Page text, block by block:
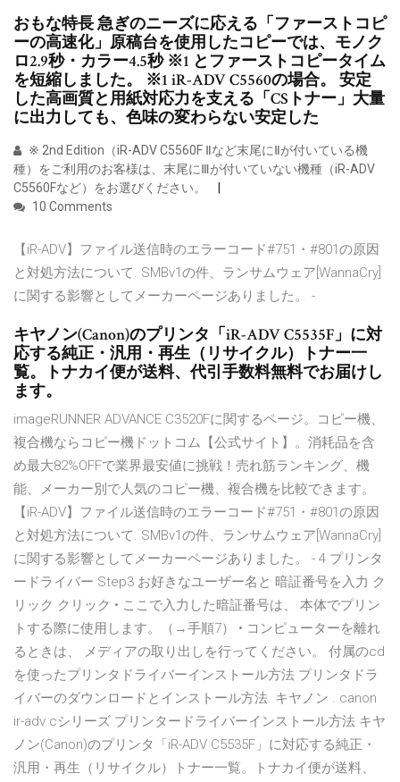
おもな特長 急ぎのニーズに応える「ファーストコピ
ーの高速化」原稿台を使用したコピーでは、モノク
ロ2.9秒・カラー4.5秒 ※1 とファーストコピータイム
を短縮しました。 ※1 iR-ADV C5560の場合。 安定
した高画質と用紙対応力を支える「CSトナー」大量
に出力しても、色味の変わらない安定した
※ 2nd Edition（iR-ADV C5560F Ⅱなど末尾にⅡが付いている機
種）をご利用のお客様は、末尾にⅢが付いていない機種（iR-ADV
C5560Fなど）をお選びください。
10 Comments
【iR-ADV】ファイル送信時のエラーコード#751・#801の原因
と対処方法について. SMBv1の件、ランサムウェア[WannaCry]
に関する影響としてメーカーページありました。 -
キヤノン(Canon)のプリンタ「iR-ADV C5535F」に対
応する純正・汎用・再生（リサイクル）トナー一
覧。トナカイ便が送料、代引手数料無料でお届けし
ます。
imageRUNNER ADVANCE C3520Fに関するページ。コピー機、
複合機ならコピー機ドットコム【公式サイト】。消耗品を含
め最大82%OFFで業界最安値に挑戦！売れ筋ランキング、機
能、メーカー別で人気のコピー機、複合機を比較できます。
【iR-ADV】ファイル送信時のエラーコード#751・#801の原因
と対処方法について. SMBv1の件、ランサムウェア[WannaCry]
に関する影響としてメーカーページありました。 - 4 プリンタ
ードライバー Step3 お好きなユーザー名と 暗証番号を入力 ク
リック クリック • ここで入力した暗証番号は、 本体でプリン
トする際に使用します。（→手順7） • コンピューターを離れ
るときは、 メディアの取り出しを行ってください。 付属のcd
を使ったプリンタドライバーインストール方法 プリンタドラ
イバーのダウンロードとインストール方法. キヤノン . canon
ir-adv cシリーズ プリンタードライバーインストール方法 キヤ
ノン(Canon)のプリンタ「iR-ADV C5535F」に対応する純正・
汎用・再生（リサイクル）トナー一覧。トナカイ便が送料、